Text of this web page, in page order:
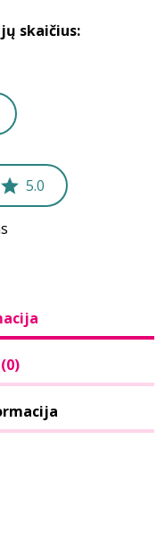
skaičius:
5.0
(0)